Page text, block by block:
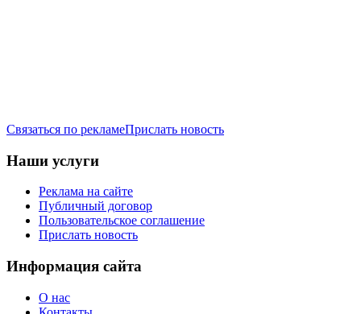
Связаться по рекламеПрислать новость
Наши услуги
Реклама на сайте
Публичный договор
Пользовательское соглашение
Прислать новость
Информация сайта
О нас